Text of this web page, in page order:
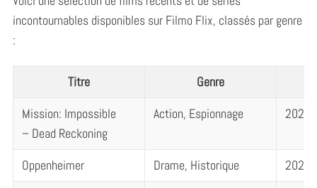
incontournables disponibles sur Filmo Flix, classés par genre
:
Titre
Genre
Mission: Impossible
– Dead Reckoning
Action, Espionnage 2023
Oppenheimer Drame, Historique
2023